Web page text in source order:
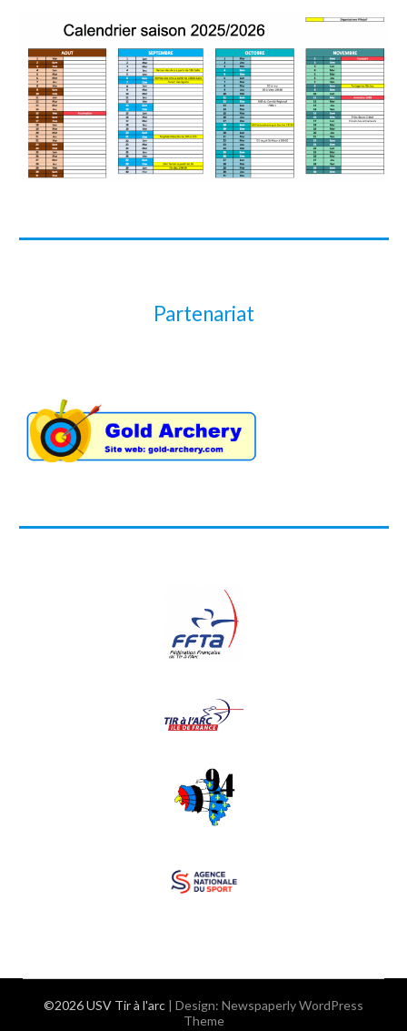
Partenariat
©2026 USV Tir à l'arc | Design: Newspaperly WordPress
Theme